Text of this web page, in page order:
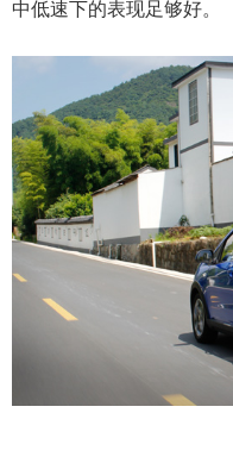
中低速下的表现足够好。